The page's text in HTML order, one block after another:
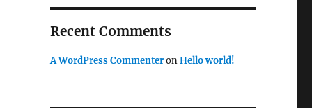
Recent Comments
A WordPress CommenteronHello world!